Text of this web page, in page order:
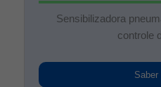
Sensibilizadora
controle
Saber